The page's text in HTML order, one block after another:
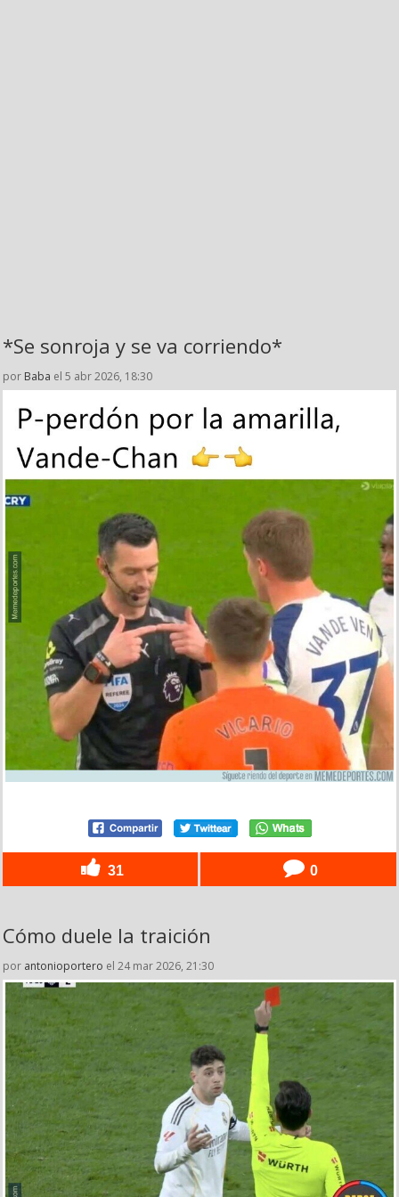
*Se sonroja y se va corriendo*
por Baba el 5 abr 2026, 18:30
31 0
Cómo duele la traición
por antonioportero el 24 mar 2026, 21:30